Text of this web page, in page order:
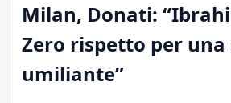
Milan, Donati:
Zero rispetto per
umiliante”